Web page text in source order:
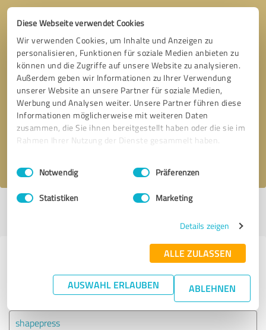
Diese Webseite verwendet Cookies
Wir verwenden Cookies, um Inhalte und Anzeigen zu
personalisieren, Funktionen für soziale Medien anbieten zu
können und die Zugriffe auf unsere Website zu analysieren.
Außerdem geben wir Informationen zu Ihrer Verwendung
unserer Website an unsere Partner für soziale Medien,
Werbung und Analysen weiter. Unsere Partner führen diese
Informationen möglicherweise mit weiteren Daten
zusammen, die Sie ihnen bereitgestellt haben oder die sie im
Rahmen Ihrer Nutzung der Dienste gesammelt haben.
Impressum Datenschutzbestimmungen
Einwilligungsauswahl
Notwendig Präferenzen
Statistiken Marketing
Details zeigen
ALLE ZULASSEN
AUSWAHL ERLAUBEN ABLEHNEN
Bitte um Rückruf * Erforderliche Angaben
Nachricht senden
Erfahrungen zu weiteren
Anbietern aus dem Bereich Online
Marketing
shapepress